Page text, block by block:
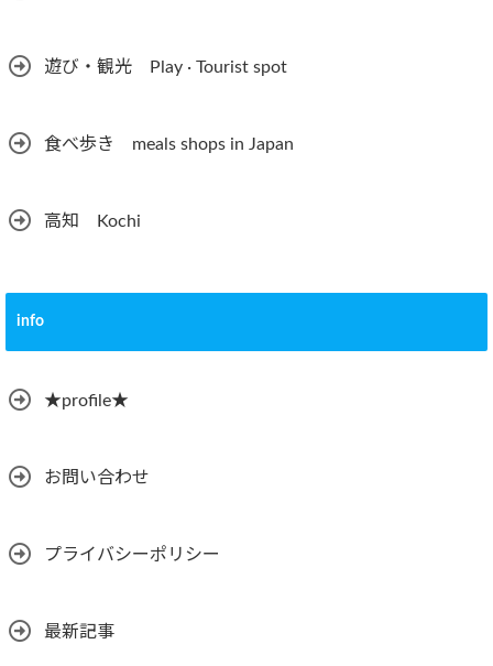
遊び・観光 Play · Tourist spot
食べ歩き meals shops in Japan
高知 Kochi
info
★profile★
お問い合わせ
プライバシーポリシー
最新記事